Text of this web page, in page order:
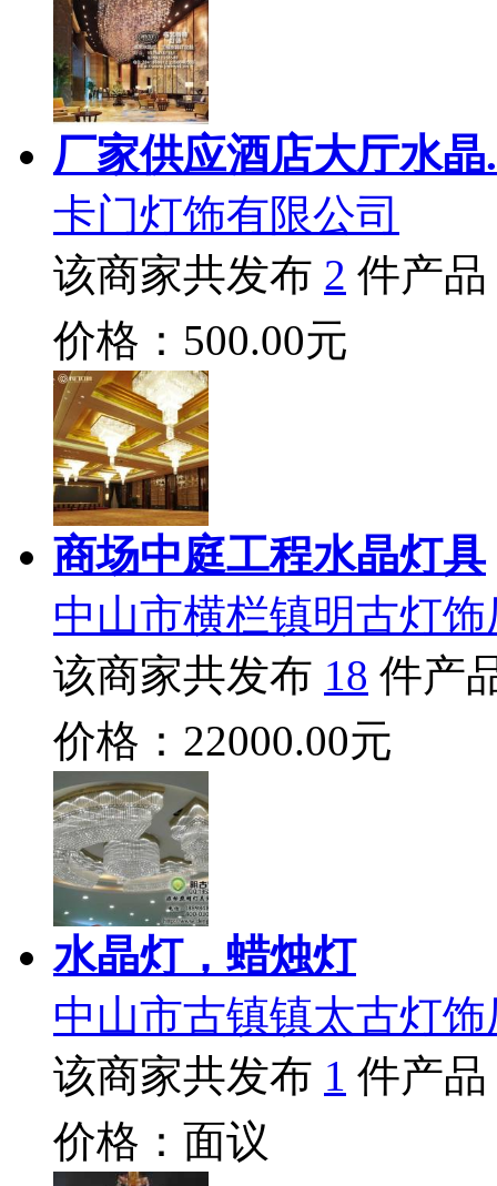
厂家供应酒店大厅水晶
卡门灯饰有限公司
该商家共发布 2 件产品
价格：500.00元
商场中庭工程水晶灯具
中山市横栏镇明古灯饰
该商家共发布 18 件产
价格：22000.00元
水晶灯，蜡烛灯
中山市古镇镇太古灯饰
该商家共发布 1 件产品
价格：面议